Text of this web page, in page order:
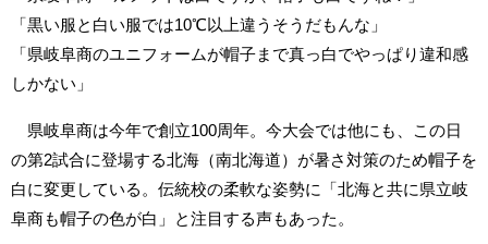
「黒い服と白い服では10℃以上違うそうだもんな」
「県岐阜商のユニフォームが帽子まで真っ白でやっぱり違和感
しかない」
県岐阜商は今年で創立100周年。今大会では他にも、この日
の第2試合に登場する北海（南北海道）が暑さ対策のため帽子を
白に変更している。伝統校の柔軟な姿勢に「北海と共に県立岐
阜商も帽子の色が白」と注目する声もあった。